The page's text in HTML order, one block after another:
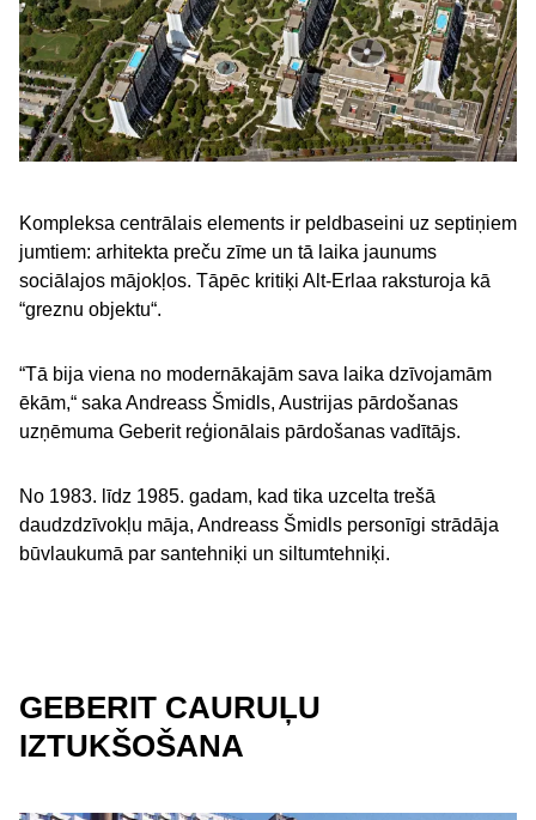
Kompleksa centrālais elements ir peldbaseini uz septiņiem
jumtiem: arhitekta preču zīme un tā laika jaunums
sociālajos mājokļos. Tāpēc kritiķi Alt-Erlaa raksturoja kā
“greznu objektu“.
“Tā bija viena no modernākajām sava laika dzīvojamām
ēkām,“ saka Andreass Šmidls, Austrijas pārdošanas
uzņēmuma Geberit reģionālais pārdošanas vadītājs.
No 1983. līdz 1985. gadam, kad tika uzcelta trešā
daudzdzīvokļu māja, Andreass Šmidls personīgi strādāja
būvlaukumā par santehniķi un siltumtehniķi.
GEBERIT CAURUĻU
IZTUKŠOŠANA